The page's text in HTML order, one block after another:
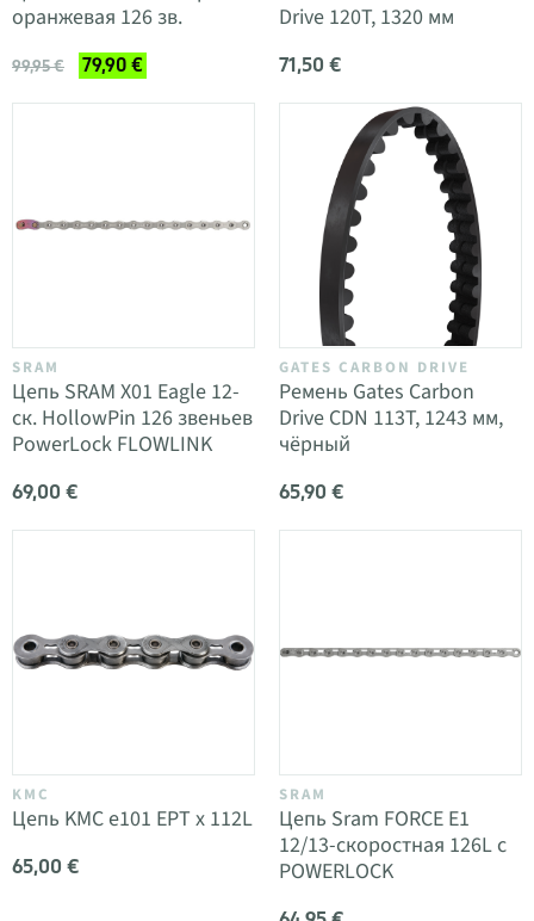
оранжевая 126 зв.
99,95 € 79,90 €
Drive 120T, 1320 мм
71,50 €
SRAM
Цепь SRAM X01 Eagle 12-
ск. HollowPin 126 звеньев
PowerLock FLOWLINK
69,00 €
GATES CARBON DRIVE
Ремень Gates Carbon
Drive CDN 113T, 1243 мм,
чёрный
65,90 €
KMC
Цепь KMC e101 EPT x 112L
65,00 €
SRAM
Цепь Sram FORCE E1
12/13-скоростная 126L с
POWERLOCK